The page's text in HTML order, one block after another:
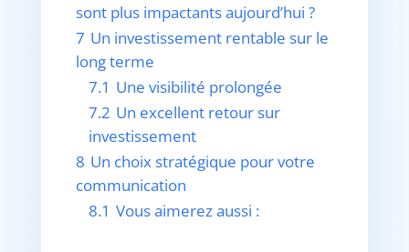
sont plus impactants aujourd’hui ?
7 Un investissement rentable sur le
long terme
7.1 Une visibilité prolongée
7.2 Un excellent retour sur
investissement
8 Un choix stratégique pour votre
communication
8.1 Vous aimerez aussi :